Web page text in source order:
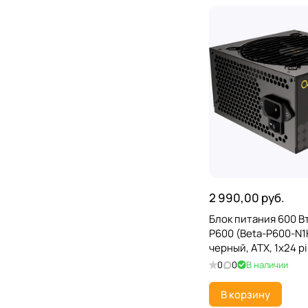
2 990,00 руб.
Блок питания 600
P600 (Beta-P600-
черный, ATX, 1x24
2x6+2-pin, 3xSATA,
0 0 В наличии
В корзину